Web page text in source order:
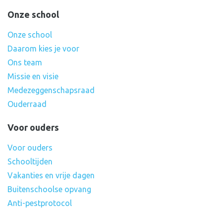
Onze school
Onze school
Daarom kies je voor
Ons team
Missie en visie
Medezeggenschapsraad
Ouderraad
Voor ouders
Voor ouders
Schooltijden
Vakanties en vrije dagen
Buitenschoolse opvang
Anti-pestprotocol